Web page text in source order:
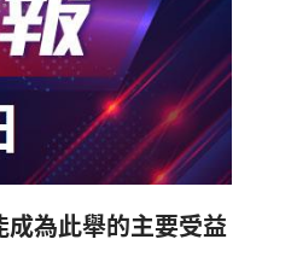
為此舉的主要受益